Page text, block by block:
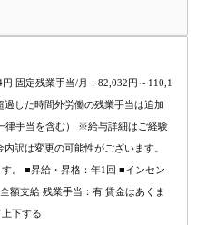
固定残業手当/月：82,032円～110,1
した時間外労働の残業手当は追加
律手当を含む） ※給与詳細はご経験
訳は変更の可能性がございます。
。 ■昇給・昇格：年1回 ■インセン
額支給 残業手当：有 賃金はあくま
下する